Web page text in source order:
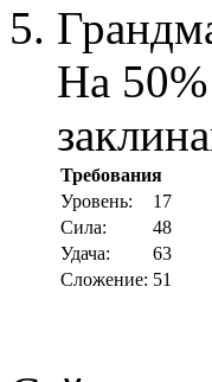
На
Требования
Уровень:
17
Cила:
48
Удача:
63
Сложение: 51